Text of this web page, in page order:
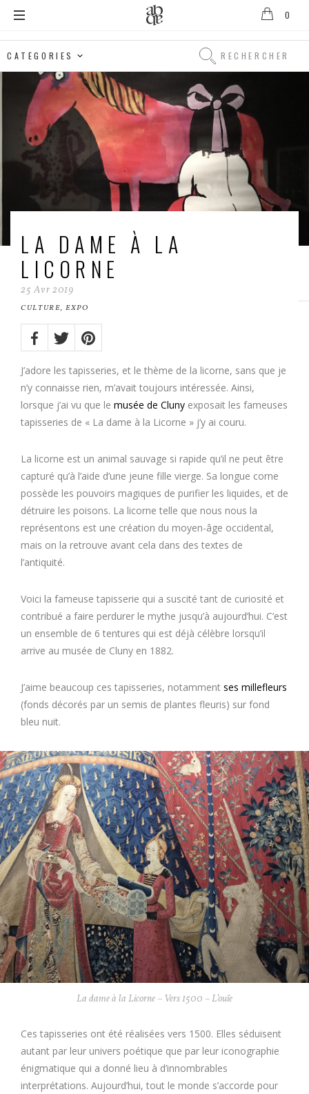
D'Anthenay
0
Rechercher
Rechercher
LA DAME À LA
LICORNE
25 Avr 2019
CULTURE, EXPO
Share
on:Facebook
TwitterPinterest
J’adore les tapisseries, et le thème de la licorne, sans que je
n’y connaisse rien, m’avait toujours intéressée. Ainsi,
lorsque j’ai vu que le musée de Cluny exposait les fameuses
tapisseries de « La dame à la Licorne » j’y ai couru.
La licorne est un animal sauvage si rapide qu’il ne peut être
capturé qu’à l’aide d’une jeune fille vierge. Sa longue corne
possède les pouvoirs magiques de purifier les liquides, et de
détruire les poisons. La licorne telle que nous nous la
représentons est une création du moyen-âge occidental,
mais on la retrouve avant cela dans des textes de
l’antiquité.
Voici la fameuse tapisserie qui a suscité tant de curiosité et
contribué a faire perdurer le mythe jusqu’à aujourd’hui. C’est
un ensemble de 6 tentures qui est déjà célèbre lorsqu’il
arrive au musée de Cluny en 1882.
J’aime beaucoup ces tapisseries, notamment ses millefleurs
(fonds décorés par un semis de plantes fleuris) sur fond
bleu nuit.
La dame à la Licorne – Vers 1500 – L’ouïe
Ces tapisseries ont été réalisées vers 1500. Elles séduisent
autant par leur univers poétique que par leur iconographie
énigmatique qui a donné lieu à d’innombrables
interprétations. Aujourd’hui, tout le monde s’accorde pour